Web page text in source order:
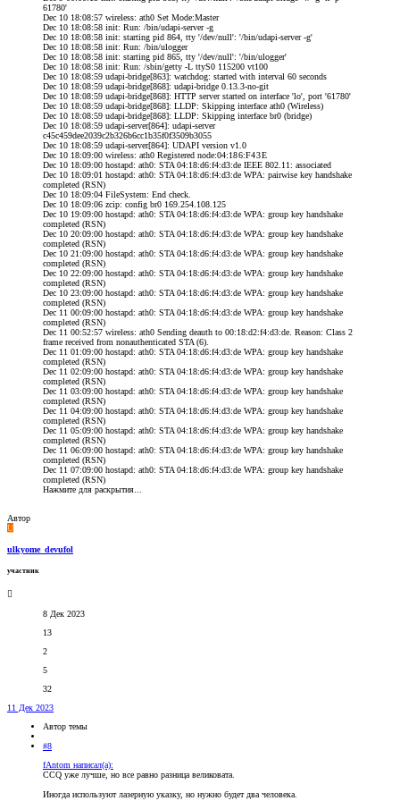
61780'
Dec 10 18:08:57 wireless: ath0 Set Mode:Master
Dec 10 18:08:58 init: Run: /bin/udapi-server -g
Dec 10 18:08:58 init: starting pid 864, tty '/dev/null': '/bin/udapi-server -g'
Dec 10 18:08:58 init: Run: /bin/ulogger
Dec 10 18:08:58 init: starting pid 865, tty '/dev/null': '/bin/ulogger'
Dec 10 18:08:58 init: Run: /sbin/getty -L ttyS0 115200 vt100
Dec 10 18:08:59 udapi-bridge[863]: watchdog: started with interval 60 seconds
Dec 10 18:08:59 udapi-bridge[868]: udapi-bridge 0.13.3-no-git
Dec 10 18:08:59 udapi-bridge[868]: HTTP server started on interface 'lo', port '61780'
Dec 10 18:08:59 udapi-bridge[868]: LLDP: Skipping interface ath0 (Wireless)
Dec 10 18:08:59 udapi-bridge[868]: LLDP: Skipping interface br0 (bridge)
Dec 10 18:08:59 udapi-server[864]: udapi-server
c45c459dee2039c2b326b6cc1b35f0f3509b3055
Dec 10 18:08:59 udapi-server[864]: UDAPI version v1.0
Dec 10 18:09:00 wireless: ath0 Registered node:04:186:F43E
Dec 10 18:09:00 hostapd: ath0: STA 04:18:d6:f4:d3:de IEEE 802.11: associated
Dec 10 18:09:01 hostapd: ath0: STA 04:18:d6:f4:d3:de WPA: pairwise key handshake
completed (RSN)
Dec 10 18:09:04 FileSystem: End check.
Dec 10 18:09:06 zcip: config br0 169.254.108.125
Dec 10 19:09:00 hostapd: ath0: STA 04:18:d6:f4:d3:de WPA: group key handshake
completed (RSN)
Dec 10 20:09:00 hostapd: ath0: STA 04:18:d6:f4:d3:de WPA: group key handshake
completed (RSN)
Dec 10 21:09:00 hostapd: ath0: STA 04:18:d6:f4:d3:de WPA: group key handshake
completed (RSN)
Dec 10 22:09:00 hostapd: ath0: STA 04:18:d6:f4:d3:de WPA: group key handshake
completed (RSN)
Dec 10 23:09:00 hostapd: ath0: STA 04:18:d6:f4:d3:de WPA: group key handshake
completed (RSN)
Dec 11 00:09:00 hostapd: ath0: STA 04:18:d6:f4:d3:de WPA: group key handshake
completed (RSN)
Dec 11 00:52:57 wireless: ath0 Sending deauth to 00:18:d2:f4:d3:de. Reason: Class 2
frame received from nonauthenticated STA (6).
Dec 11 01:09:00 hostapd: ath0: STA 04:18:d6:f4:d3:de WPA: group key handshake
completed (RSN)
Dec 11 02:09:00 hostapd: ath0: STA 04:18:d6:f4:d3:de WPA: group key handshake
completed (RSN)
Dec 11 03:09:00 hostapd: ath0: STA 04:18:d6:f4:d3:de WPA: group key handshake
completed (RSN)
Dec 11 04:09:00 hostapd: ath0: STA 04:18:d6:f4:d3:de WPA: group key handshake
completed (RSN)
Dec 11 05:09:00 hostapd: ath0: STA 04:18:d6:f4:d3:de WPA: group key handshake
completed (RSN)
Dec 11 06:09:00 hostapd: ath0: STA 04:18:d6:f4:d3:de WPA: group key handshake
completed (RSN)
Dec 11 07:09:00 hostapd: ath0: STA 04:18:d6:f4:d3:de WPA: group key handshake
completed (RSN)
Нажмите для раскрытия...
Автор
U
ulkyome_devufol
участник
8 Дек 2023
13
2
5
32
11 Дек 2023
Автор темы
#8
fAntom написал(а):
CCQ уже лучше, но все равно разница великовата.
Иногда используют лазерную указку, но нужно будет два человека.